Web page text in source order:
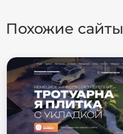
Похожие сайты